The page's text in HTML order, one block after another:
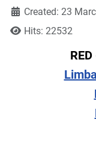
Created: 23
Hits: 22532